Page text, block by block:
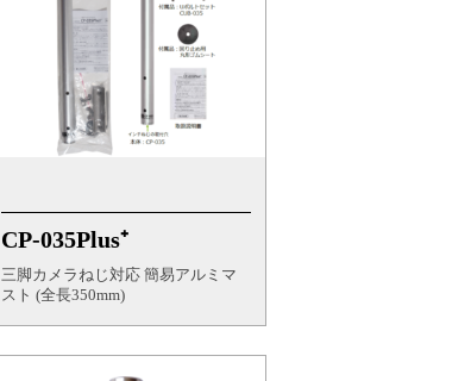
CP-035Plus⁺
三脚カメラねじ対応 簡易アルミマ
スト (全長350mm)